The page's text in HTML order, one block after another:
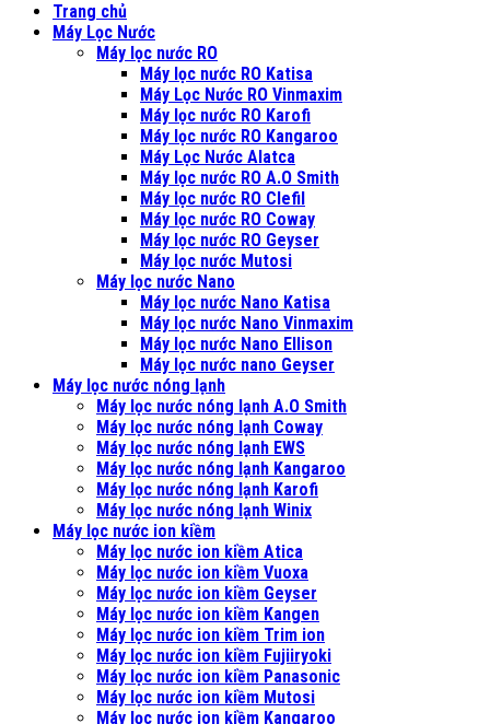
Trang chủ
Máy Lọc Nước
Máy lọc nước RO
Máy lọc nước RO Katisa
Máy Lọc Nước RO Vinmaxim
Máy lọc nước RO Karofi
Máy lọc nước RO Kangaroo
Máy Lọc Nước Alatca
Máy lọc nước RO A.O Smith
Máy lọc nước RO Clefil
Máy lọc nước RO Coway
Máy lọc nước RO Geyser
Máy lọc nước Mutosi
Máy lọc nước Nano
Máy lọc nước Nano Katisa
Máy lọc nước Nano Vinmaxim
Máy lọc nước Nano Ellison
Máy lọc nước nano Geyser
Máy lọc nước nóng lạnh
Máy lọc nước nóng lạnh A.O Smith
Máy lọc nước nóng lạnh Coway
Máy lọc nước nóng lạnh EWS
Máy lọc nước nóng lạnh Kangaroo
Máy lọc nước nóng lạnh Karofi
Máy lọc nước nóng lạnh Winix
Máy lọc nước ion kiềm
Máy lọc nước ion kiềm Atica
Máy lọc nước ion kiềm Vuoxa
Máy lọc nước ion kiềm Geyser
Máy lọc nước ion kiềm Kangen
Máy lọc nước ion kiềm Trim ion
Máy lọc nước ion kiềm Fujiiryoki
Máy lọc nước ion kiềm Panasonic
Máy lọc nước ion kiềm Mutosi
Máy lọc nước ion kiềm Kangaroo